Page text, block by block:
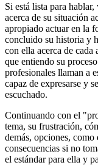
Si está lista para
acerca de su situación
apropiado actuar en la
concluido su historia y
con ella acerca de cada
que entiendo su
profesionales llaman a
capaz de expresarse y
escuchado.
Continuando con el
tema, su frustración,
demás, opciones,
consecuencias si no
el estándar para ella y